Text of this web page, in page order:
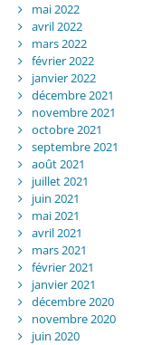
mai 2022
avril 2022
mars 2022
février 2022
janvier 2022
décembre 2021
novembre 2021
octobre 2021
septembre 2021
août 2021
juillet 2021
juin 2021
mai 2021
avril 2021
mars 2021
février 2021
janvier 2021
décembre 2020
novembre 2020
juin 2020